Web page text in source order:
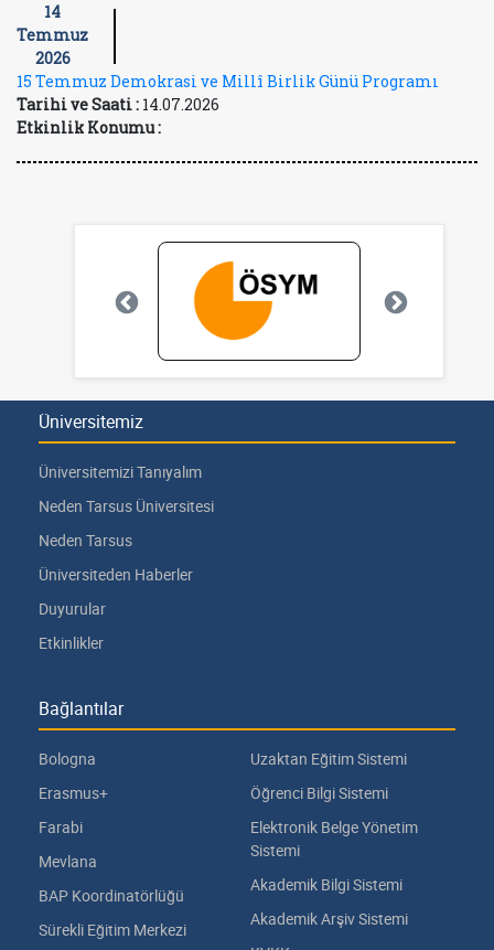
14
Temmuz
2026
15 Temmuz Demokrasi ve Millî Birlik Günü Programı
Tarihi ve Saati : 14.07.2026
Etkinlik Konumu :
Üniversitemiz
Üniversitemizi Tanıyalım
Neden Tarsus Üniversitesi
Neden Tarsus
Üniversiteden Haberler
Duyurular
Etkinlikler
Bağlantılar
Bologna
Erasmus+
Farabi
Mevlana
BAP Koordinatörlüğü
Sürekli Eğitim Merkezi
Uzaktan Eğitim Sistemi
Öğrenci Bilgi Sistemi
Elektronik Belge Yönetim
Sistemi
Akademik Bilgi Sistemi
Akademik Arşiv Sistemi